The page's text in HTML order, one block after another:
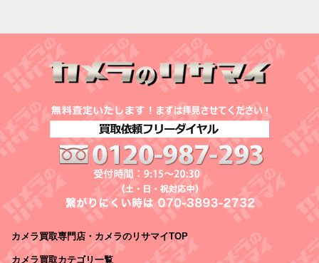
カメラ買取専門店・カメラのリサマイTOP
カメラ買取カテゴリ一覧